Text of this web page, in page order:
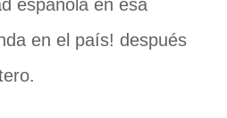
española en ésa
en el país! después